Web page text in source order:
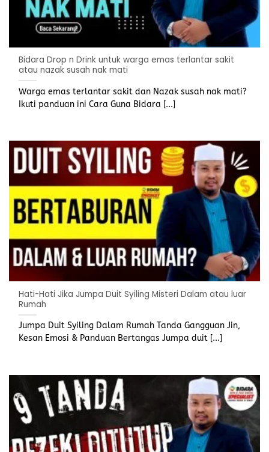
Bidara Drop n Drink untuk warga emas terlantar sakit
atau nazak susah nak mati
Warga emas terlantar sakit dan Nazak susah nak mati?
Ikuti panduan ini Cara Guna Bidara [...]
Hati-Hati Jika Jumpa Duit Syiling Misteri Dalam atau luar
Rumah
Jumpa Duit Syiling Dalam Rumah Tanda Gangguan Jin,
Kesan Emosi & Panduan Bertangas Jumpa duit [...]